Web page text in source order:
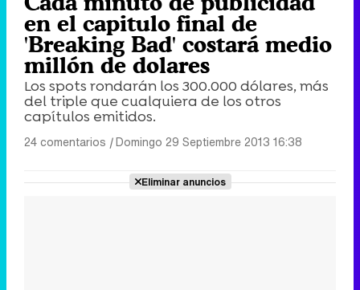
en el capitulo final de
'Breaking Bad' costará medio
millón de dolares
Los spots rondarán los 300.000 dólares, más
del triple que cualquiera de los otros
capítulos emitidos.
24 comentarios |Domingo 29 Septiembre 2013 16:38
Eliminar anuncios